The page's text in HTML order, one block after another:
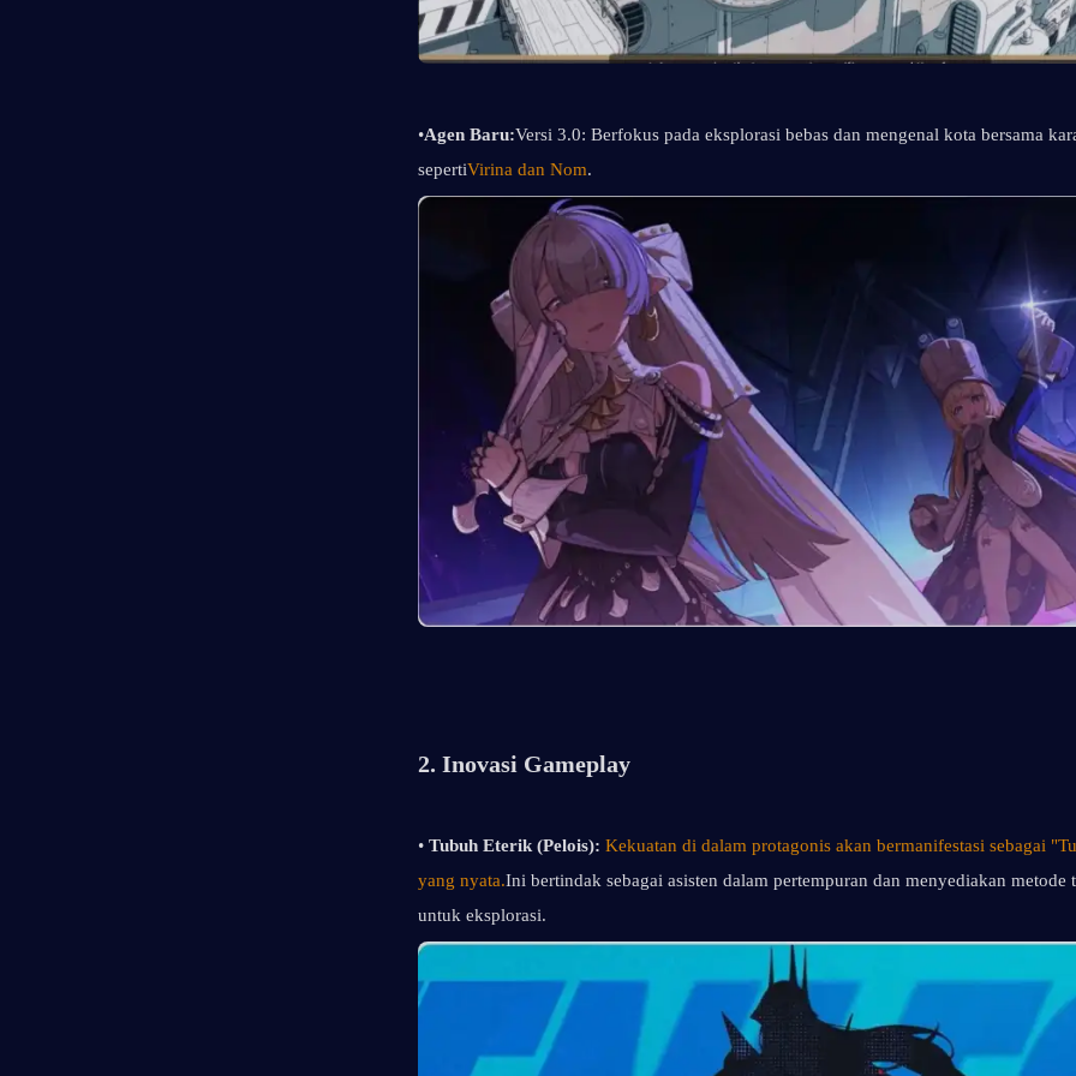
•Agen Baru:Versi 3.0: Berfokus pada eksplorasi bebas dan mengenal kota bersama
sepertiVirina dan Nom.
2. Inovasi Gameplay
• Tubuh Eterik (Pelois): Kekuatan di dalam protagonis akan bermanifestasi sebagai
yang nyata.Ini bertindak sebagai asisten dalam pertempuran dan menyediakan metode
untuk eksplorasi.